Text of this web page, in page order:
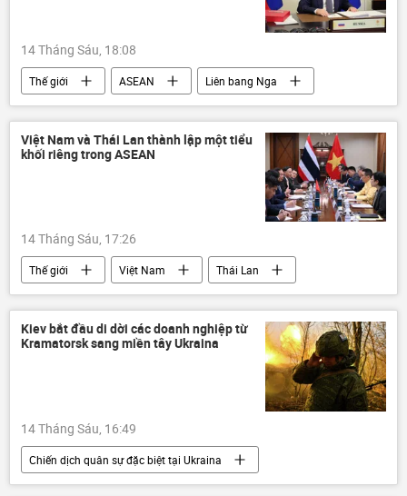
14 Tháng Sáu, 18:08
Thế giới ASEAN
Liên bang Nga
Châu Á
Vladimir Putin
Việt Nam và Thái Lan thành lập một tiểu
khối riêng trong ASEAN
14 Tháng Sáu, 17:26
Thế giới Việt Nam
Thái Lan
hợp tác
quan hệ
quan hệ song phương
Kinh tế
Kiev bắt đầu di dời các doanh nghiệp từ
Kramatorsk sang miền tây Ukraina
14 Tháng Sáu, 16:49
Chiến dịch quân sự đặc biệt tại Ukraina
Nga
Bộ Quốc phòng Nga